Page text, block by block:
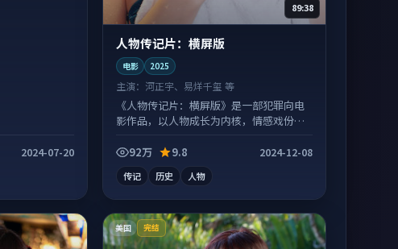
2024-07-20
89:38
人物传记片：横屏版
电影 2025
主演： 河正宇、易烊千玺 等
《人物传记片：横屏版》是一部犯罪向电
影作品，以人物成长为内核，情感戏份扎
92万
9.8 2024-12-08
传记 历史 人物
美国 完结